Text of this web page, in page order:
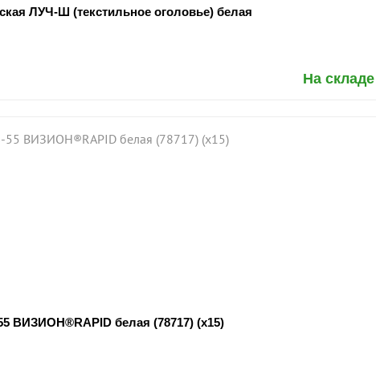
ЛУЧ-Ш (текстильное оголовье) белая
На складе
ВИЗИОН®RAPID белая (78717) (х15)